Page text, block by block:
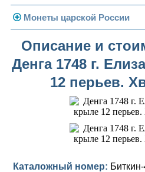
Монеты 1991-1993 гг.
Погодовка СССР
Монеты 1958 года
Золотые червонцы
Памятные и юбилейные
Монеты царской России
Николай II (1894-1917)
Золото
Серебро
Германская оккупация
Для Финляндии
Александр III (1881-1894)
Золото
Для Финляндии
Александр II (1855-1881)
Медь
Николай I (1825-1855)
Платина, золото
Серебро
Александр I (1801-1825)
Золото
Павел I (1796-1801)
Описание и
Денга 1748 г.
12 перьев.
Каталожный номер: